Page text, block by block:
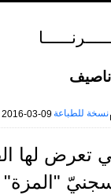
ناصيف
نسخة للطباعة2016-03-09
تعرض لها
"المزة"